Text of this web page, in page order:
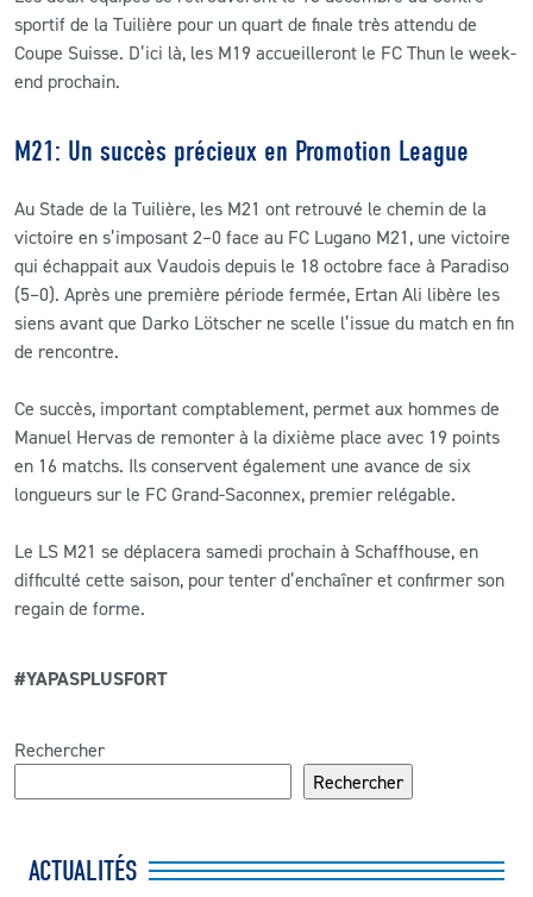
sportif de la Tuilière pour un quart de finale très attendu de
Coupe Suisse. D’ici là, les M19 accueilleront le FC Thun le week-
end prochain.
M21: Un succès précieux en Promotion League
Au Stade de la Tuilière, les M21 ont retrouvé le chemin de la
victoire en s’imposant 2–0 face au FC Lugano M21, une victoire
qui échappait aux Vaudois depuis le 18 octobre face à Paradiso
(5–0). Après une première période fermée, Ertan Ali libère les
siens avant que Darko Lötscher ne scelle l’issue du match en fin
de rencontre.
Ce succès, important comptablement, permet aux hommes de
Manuel Hervas de remonter à la dixième place avec 19 points
en 16 matchs. Ils conservent également une avance de six
longueurs sur le FC Grand-Saconnex, premier relégable.
Le LS M21 se déplacera samedi prochain à Schaffhouse, en
difficulté cette saison, pour tenter d’enchaîner et confirmer son
regain de forme.
#YAPASPLUSFORT
Rechercher
Rechercher
ACTUALITÉS